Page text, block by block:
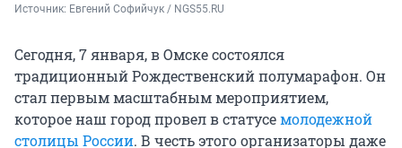
Источник: Евгений Софийчук / NGS55.RU
Сегодня, 7 января, в Омске состоялся
традиционный Рождественский полумарафон. Он
стал первым масштабным мероприятием,
которое наш город провел в статусемолодежной
столицы России. В честь этого организаторы даже